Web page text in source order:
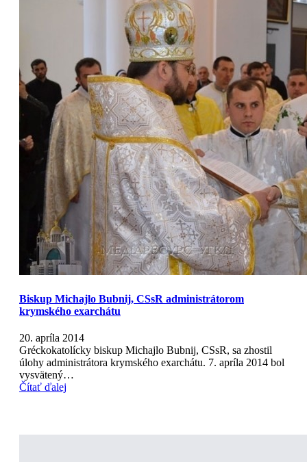
Biskup Michajlo Bubnij, CSsR administrátorom
krymského exarchátu
20. apríla 2014
Gréckokatolícky biskup Michajlo Bubnij, CSsR, sa zhostil
úlohy administrátora krymského exarchátu. 7. apríla 2014 bol
vysvätený…
Čítať ďalej